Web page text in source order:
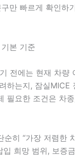
만 빠르게 확인
본 기준
전에는 현재 차
하는지, 잠실
필요한 조건은 차
순히 “가장 저렴
입 희망 범위, 보증